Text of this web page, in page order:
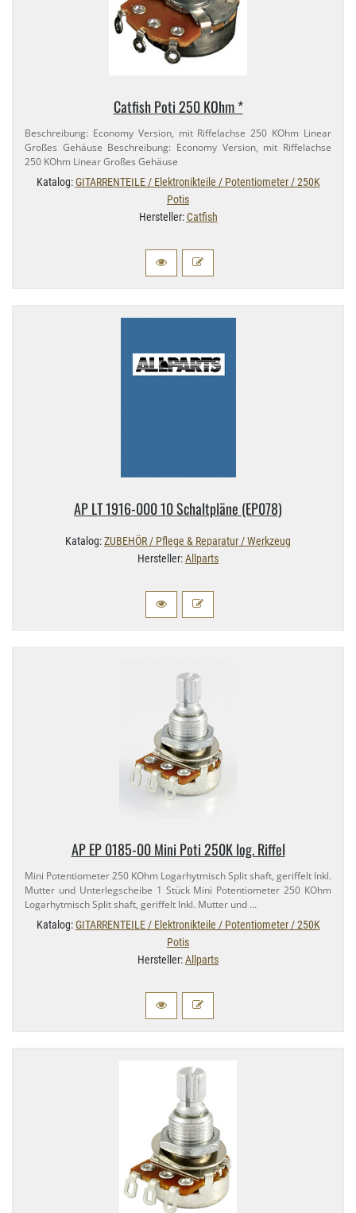
Catfish Poti 250 KOhm *
Beschreibung: Economy Version, mit Riffelachse 250 KOhm Linear
Großes Gehäuse Beschreibung: Economy Version, mit Riffelachse
250 KOhm Linear Großes Gehäuse
Katalog:GITARRENTEILE / Elektronikteile / Potentiometer / 250K
Potis
Hersteller:Catfish
AP LT 1916-​000 10 Schaltpläne (EP078)
Katalog:ZUBEHÖR / Pflege & Reparatur / Werkzeug
Hersteller:Allparts
AP EP 0185-​00 Mini Poti 250K log. Riffel
Mini Potentiometer 250 KOhm Logarhytmisch Split shaft, geriffelt Inkl.
Mutter und Unterlegscheibe 1 Stück Mini Potentiometer 250 KOhm
Logarhytmisch Split shaft, geriffelt Inkl. Mutter und …
Katalog:GITARRENTEILE / Elektronikteile / Potentiometer / 250K
Potis
Hersteller:Allparts